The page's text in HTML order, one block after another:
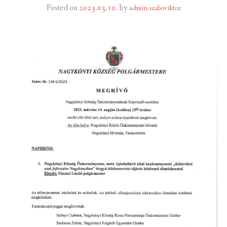
LETÖLTHETŐ NYOMTATVÁNYOK
TELEPÜLÉSIKÉPVISELŐI VAGYONNYILATKOZATOK – 2026.
ROMA NEMZETISÉGI ÖNKORMÁNYZATI KÉPVISELŐK
VAGYONNYILATKOZATA – 2026. ÉV
Posted on2023.03.10.by admin.szaboviktor